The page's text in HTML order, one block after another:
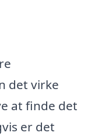
det virke
at finde det
er det